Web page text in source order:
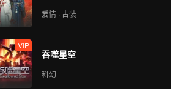
VIP
388
VIP
390
爱情 · 古装
VIP
吞噬星空
科幻